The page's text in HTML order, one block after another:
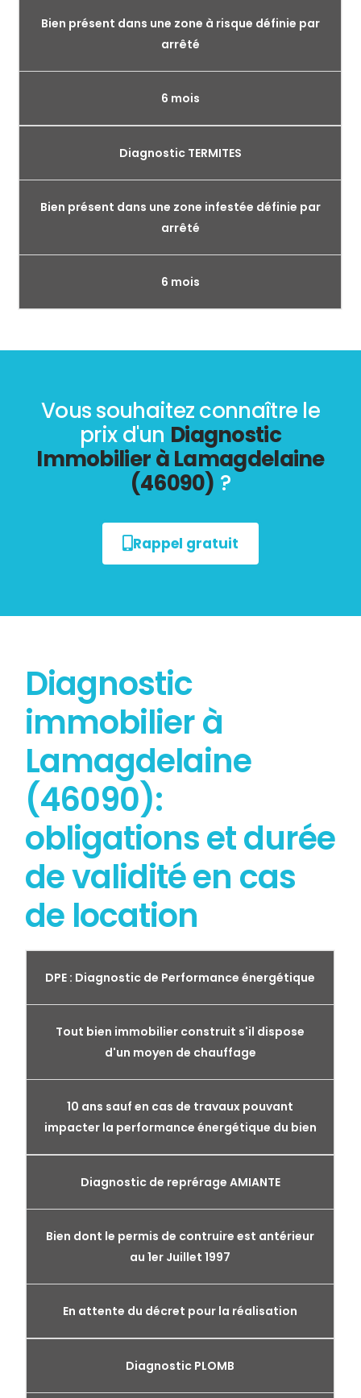
Bien présent dans une zone à risque définie par
arrêté
6 mois
Diagnostic TERMITES
Bien présent dans une zone infestée définie par
arrêté
6 mois
Vous souhaitez connaître le
prix d'un Diagnostic
Immobilier à Lamagdelaine
(46090) ?
Rappel gratuit
Diagnostic
immobilier à
Lamagdelaine
(46090):
obligations et durée
de validité en cas
de location
DPE : Diagnostic de Performance énergétique
Tout bien immobilier construit s'il dispose
d'un moyen de chauffage
10 ans sauf en cas de travaux pouvant
impacter la performance énergétique du bien
Diagnostic de reprérage AMIANTE
Bien dont le permis de contruire est antérieur
au 1er Juillet 1997
En attente du décret pour la réalisation
Diagnostic PLOMB